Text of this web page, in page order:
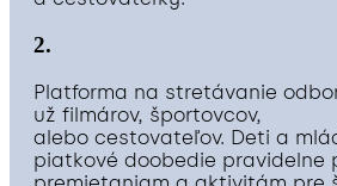
2.
Platforma na stretávanie
už filmárov, športovcov,
alebo cestovateľov. Deti a
piatkové doobedie pravidelne